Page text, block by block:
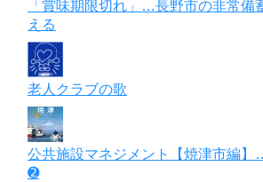
「賞味期限切れ」…長野市の非常備
える
老人クラブの歌
公共施設マネジメント【焼津市編】
➋